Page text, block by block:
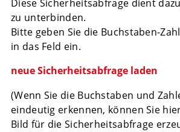
Diese Sicherheitsabfrage dient
zu unterbinden.
Bitte geben Sie die Buchstaben-
in das Feld ein.
neue Sicherheitsabfrage laden
(Wenn Sie die Buchstaben und
eindeutig erkennen, können Sie
Bild für die Sicherheitsabfrage